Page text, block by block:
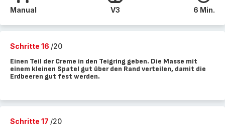
Manual V3 6 Min.
Schritte 16 /20
Einen Teil der Creme in den Teigring geben. Die Masse mit
einem kleinen Spatel gut über den Rand verteilen, damit die
Erdbeeren gut fest werden.
Schritte 17 /20